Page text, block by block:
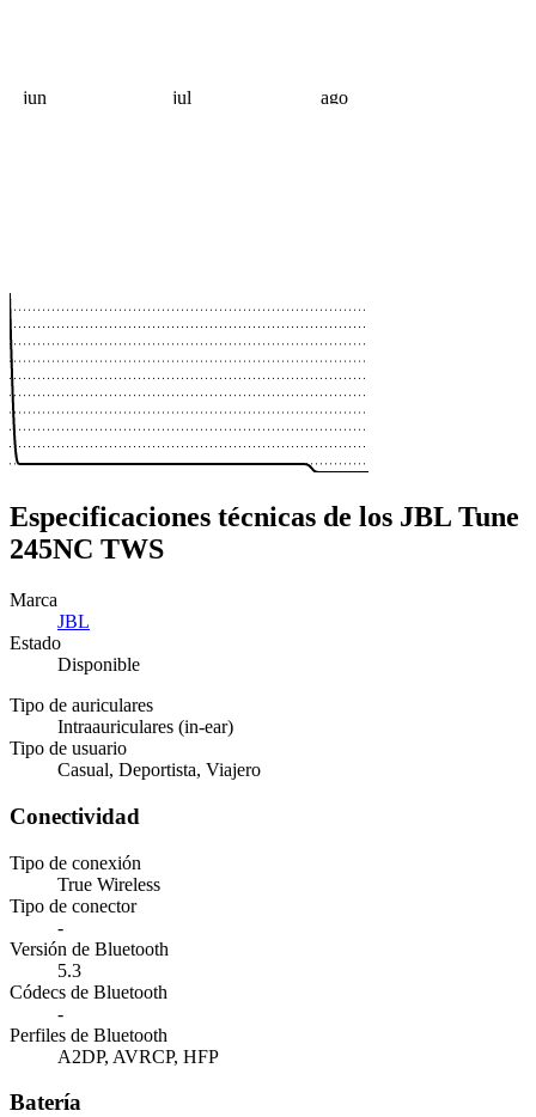
jun jul ago
Especificaciones técnicas de los JBL Tune
245NC TWS
Marca
JBL
Estado
Disponible
Tipo de auriculares
Intraauriculares (in-ear)
Tipo de usuario
Casual, Deportista, Viajero
Conectividad
Tipo de conexión
True Wireless
Tipo de conector
-
Versión de Bluetooth
5.3
Códecs de Bluetooth
-
Perfiles de Bluetooth
A2DP, AVRCP, HFP
Batería